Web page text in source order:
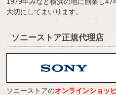
大切にしてまいります。
ソニーストア正規代理店
ソニーストアのオンラインショッ